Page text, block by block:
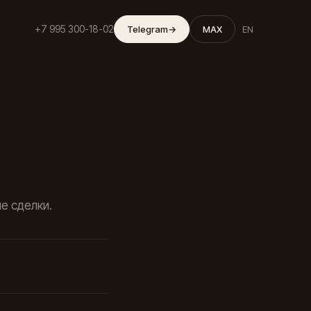
+7 995 300-18-02 Telegram→ MAX EN
сделки.